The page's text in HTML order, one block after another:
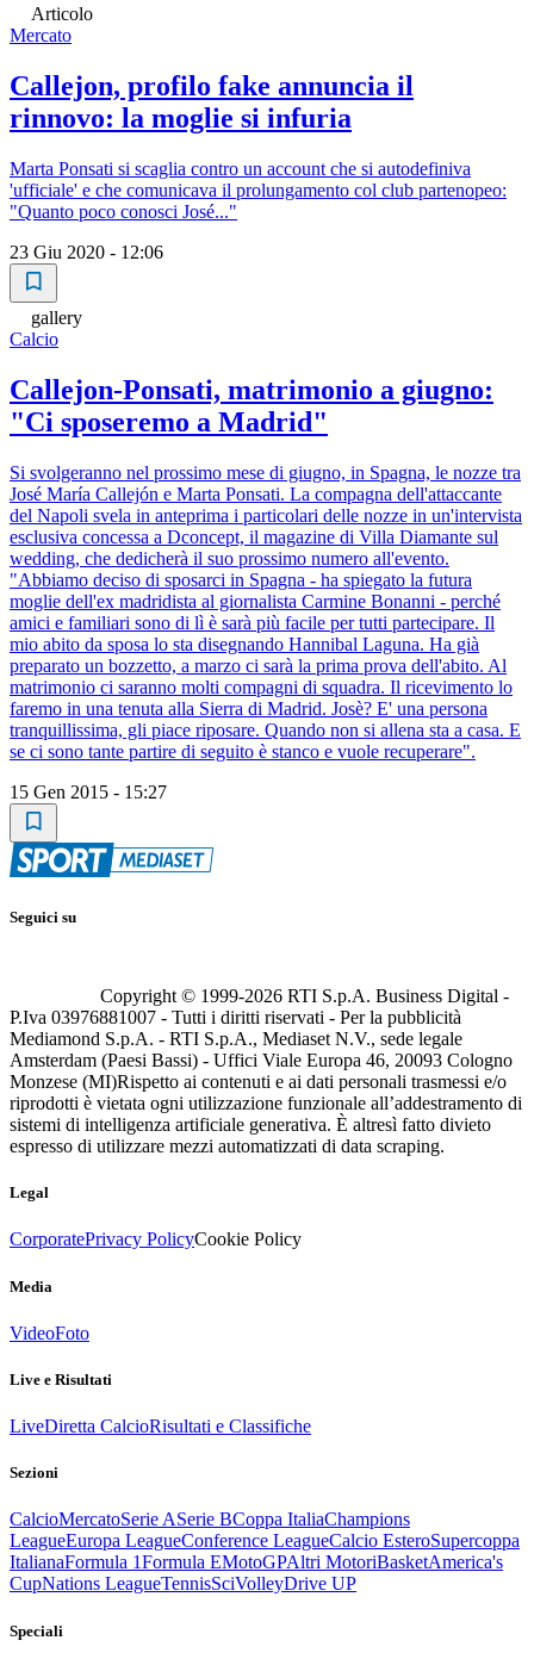
Articolo
Mercato
Callejon, profilo fake annuncia il
rinnovo: la moglie si infuria
Marta Ponsati si scaglia contro un account che si autodefiniva
'ufficiale' e che comunicava il prolungamento col club partenopeo:
"Quanto poco conosci José..."
23 Giu 2020 - 12:06
gallery
Calcio
Callejon-Ponsati, matrimonio a giugno:
"Ci sposeremo a Madrid"
Si svolgeranno nel prossimo mese di giugno, in Spagna, le nozze tra
José María Callejón e Marta Ponsati. La compagna dell'attaccante
del Napoli svela in anteprima i particolari delle nozze in un'intervista
esclusiva concessa a Dconcept, il magazine di Villa Diamante sul
wedding, che dedicherà il suo prossimo numero all'evento.
"Abbiamo deciso di sposarci in Spagna - ha spiegato la futura
moglie dell'ex madridista al giornalista Carmine Bonanni - perché
amici e familiari sono di lì è sarà più facile per tutti partecipare. Il
mio abito da sposa lo sta disegnando Hannibal Laguna. Ha già
preparato un bozzetto, a marzo ci sarà la prima prova dell'abito. Al
matrimonio ci saranno molti compagni di squadra. Il ricevimento lo
faremo in una tenuta alla Sierra di Madrid. Josè? E' una persona
tranquillissima, gli piace riposare. Quando non si allena sta a casa. E
se ci sono tante partire di seguito è stanco e vuole recuperare".
15 Gen 2015 - 15:27
Seguici su
Copyright © 1999-2026 RTI S.p.A. Business Digital -
P.Iva 03976881007 - Tutti i diritti riservati - Per la pubblicità
Mediamond S.p.A. - RTI S.p.A., Mediaset N.V., sede legale
Amsterdam (Paesi Bassi) - Uffici Viale Europa 46, 20093 Cologno
Monzese (MI)Rispetto ai contenuti e ai dati personali trasmessi e/o
riprodotti è vietata ogni utilizzazione funzionale all’addestramento di
sistemi di intelligenza artificiale generativa. È altresì fatto divieto
espresso di utilizzare mezzi automatizzati di data scraping.
Legal
CorporatePrivacy PolicyCookie Policy
Media
VideoFoto
Live e Risultati
LiveDiretta CalcioRisultati e Classifiche
Sezioni
CalcioMercatoSerie ASerie BCoppa ItaliaChampions
LeagueEuropa LeagueConference LeagueCalcio EsteroSupercoppa
ItalianaFormula 1Formula EMotoGPAltri MotoriBasketAmerica's
CupNations LeagueTennisSciVolleyDrive UP
Speciali